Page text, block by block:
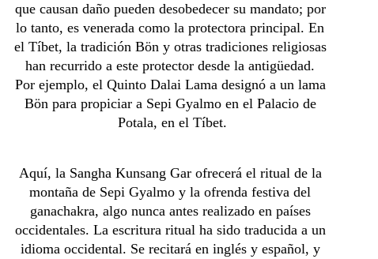
que causan daño pueden desobedecer su mandato; por
lo tanto, es venerada como la protectora principal. En
el Tíbet, la tradición Bön y otras tradiciones religiosas
han recurrido a este protector desde la antigüedad.
Por ejemplo, el Quinto Dalai Lama designó a un lama
Bön para propiciar a Sepi Gyalmo en el Palacio de
Potala, en el Tíbet.
Aquí, la Sangha Kunsang Gar ofrecerá el ritual de la
montaña de Sepi Gyalmo y la ofrenda festiva del
ganachakra, algo nunca antes realizado en países
occidentales. La escritura ritual ha sido traducida a un
idioma occidental. Se recitará en inglés y español, y